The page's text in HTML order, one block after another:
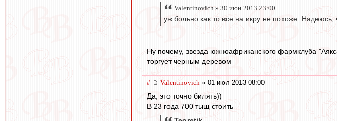
Valentinovich » 30 июн 2013 23:00
уж больно как то все на икру не похоже. Надеюсь,
Ну почему, звезда южноафриканского фармклуба
торгует черным деревом
# Valentinovich » 01 июл 2013 08:00
Да, это точно билять))
В 23 года 700 тыщ стоить